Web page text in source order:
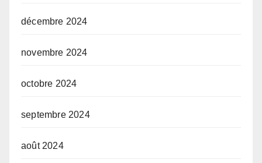
décembre 2024
novembre 2024
octobre 2024
septembre 2024
août 2024